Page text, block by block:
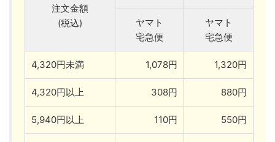
注文金額
(税込)
ヤマト
宅急便
ヤマト
宅急便
4,320円未満 1,078円 1,320円
4,320円以上 308円 880円
5,940円以上 110円 550円